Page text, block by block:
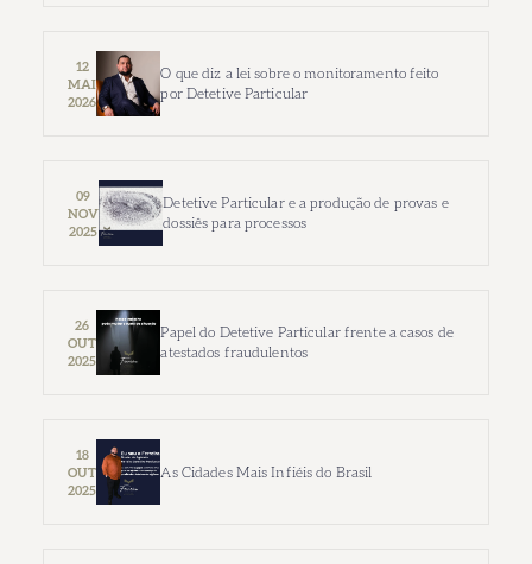
12
MAI
2026
O que diz a lei sobre o monitoramento feito
por Detetive Particular
09
NOV
2025
Detetive Particular e a produção de provas e
dossiês para processos
26
OUT
2025
Papel do Detetive Particular frente a casos de
atestados fraudulentos
18
OUT
2025
As Cidades Mais Infiéis do Brasil